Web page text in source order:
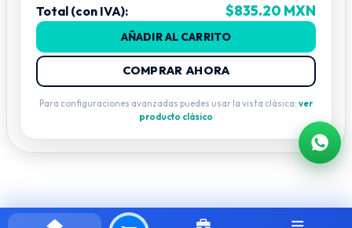
Total (con IVA):
$835.20 MXN
AÑADIR AL CARRITO
COMPRAR AHORA
Para configuraciones avanzadas puedes usar la vista clásica: ver
producto clásico